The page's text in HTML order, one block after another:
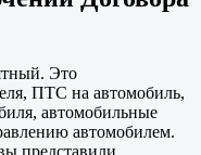
Это
ПТС на автомобиль,
автомобильные
автомобилем.
представили